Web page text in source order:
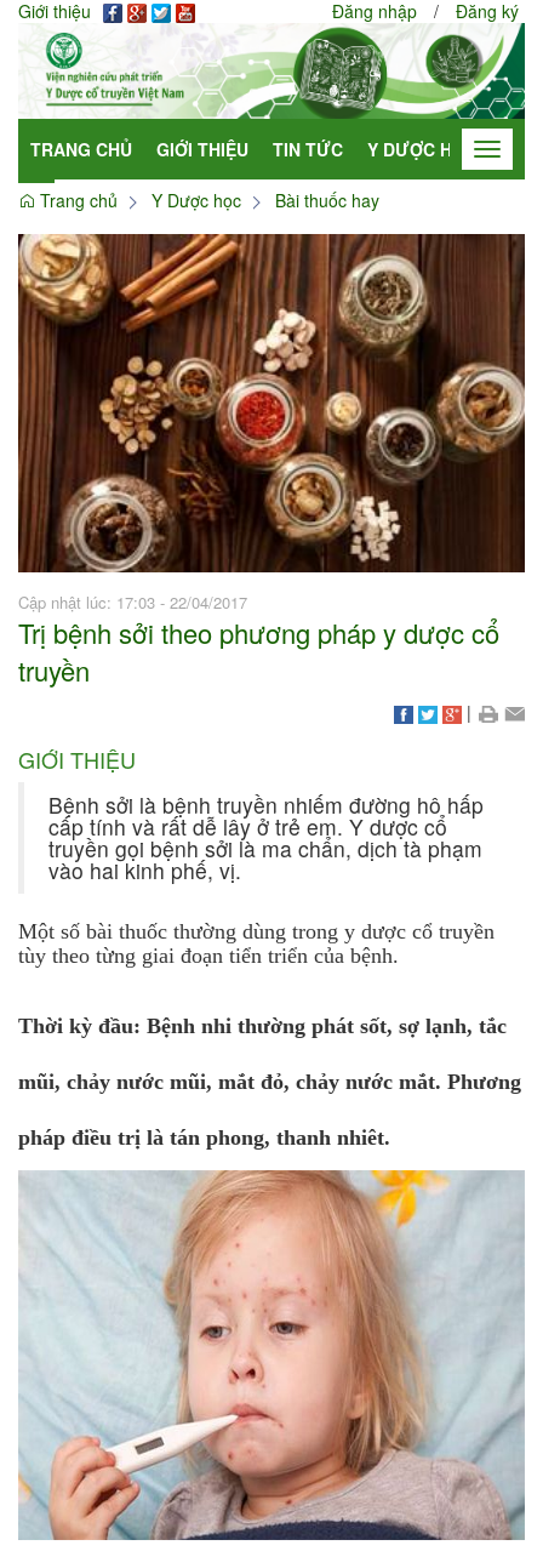
Giới thiệu Đăng nhập / Đăng ký
TRANG CHỦ GIỚI THIỆU TIN TỨC Y DƯỢC HỌC Toggle
Trang chủ
Y Dược học Bài thuốc hay
Cập nhật lúc: 17:03 - 22/04/2017
Trị bệnh sởi theo phương pháp y dược cổ
truyền
|
GIỚI THIỆU
Bệnh sởi là bệnh truyền nhiếm đường hô hấp
cấp tính và rất dễ lây ở trẻ em. Y dược cổ
truyền gọi bệnh sởi là ma chẩn, dịch tà phạm
vào hai kinh phế, vị.
Một số bài thuốc thường dùng trong y dược cổ truyền
tùy theo từng giai đoạn tiển triển của bệnh.
Thời kỳ đầu: Bệnh nhi thường phát sốt, sợ lạnh, tắc
mũi, chảy nước mũi, mắt đỏ, chảy nước mắt. Phương
pháp điều trị là tán phong, thanh nhiêt.